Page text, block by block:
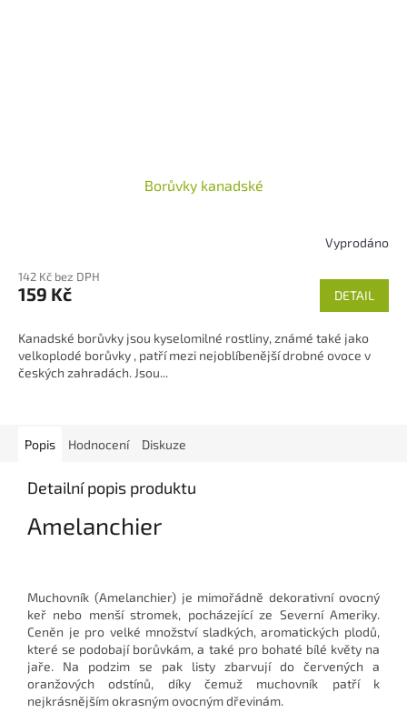
Borůvky kanadské
produktu
je
z
hvězdiček.
Vyprodáno
142 Kč bez DPH
159 Kč DETAIL
Kanadské borůvky jsou kyselomilné rostliny, známé také jako
velkoplodé borůvky , patří mezi nejoblíbenější drobné ovoce v
českých zahradách. Jsou...
Popis Hodnocení Diskuze
Detailní popis produktu
Amelanchier
Muchovník (Amelanchier) je mimořádně dekorativní ovocný
keř nebo menší stromek, pocházející ze Severní Ameriky.
Ceněn je pro velké množství sladkých, aromatických plodů,
které se podobají borůvkám, a také pro bohaté bílé květy na
jaře. Na podzim se pak listy zbarvují do červených a
oranžových odstínů, díky čemuž muchovník patří k
nejkrásnějším okrasným ovocným dřevinám.